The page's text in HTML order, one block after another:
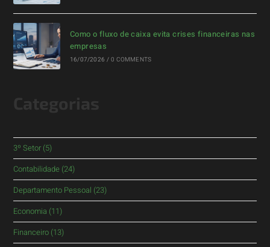
Como o fluxo de caixa evita crises financeiras nas
empresas
16/07/2026 / 0 COMMENTS
3º Setor (5)
Contabilidade (24)
Departamento Pessoal (23)
Economia (11)
Financeiro (13)